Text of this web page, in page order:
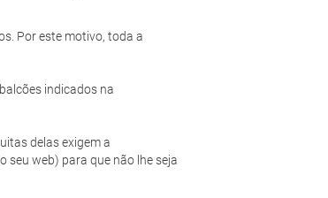
Por este motivo, toda a
indicados na
delas exigem a
seu web) para que não lhe seja